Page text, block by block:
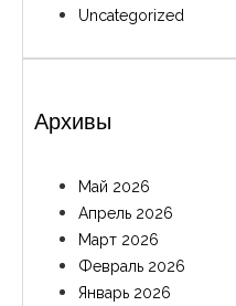
Uncategorized
Архивы
Май 2026
Апрель 2026
Март 2026
Февраль 2026
Январь 2026